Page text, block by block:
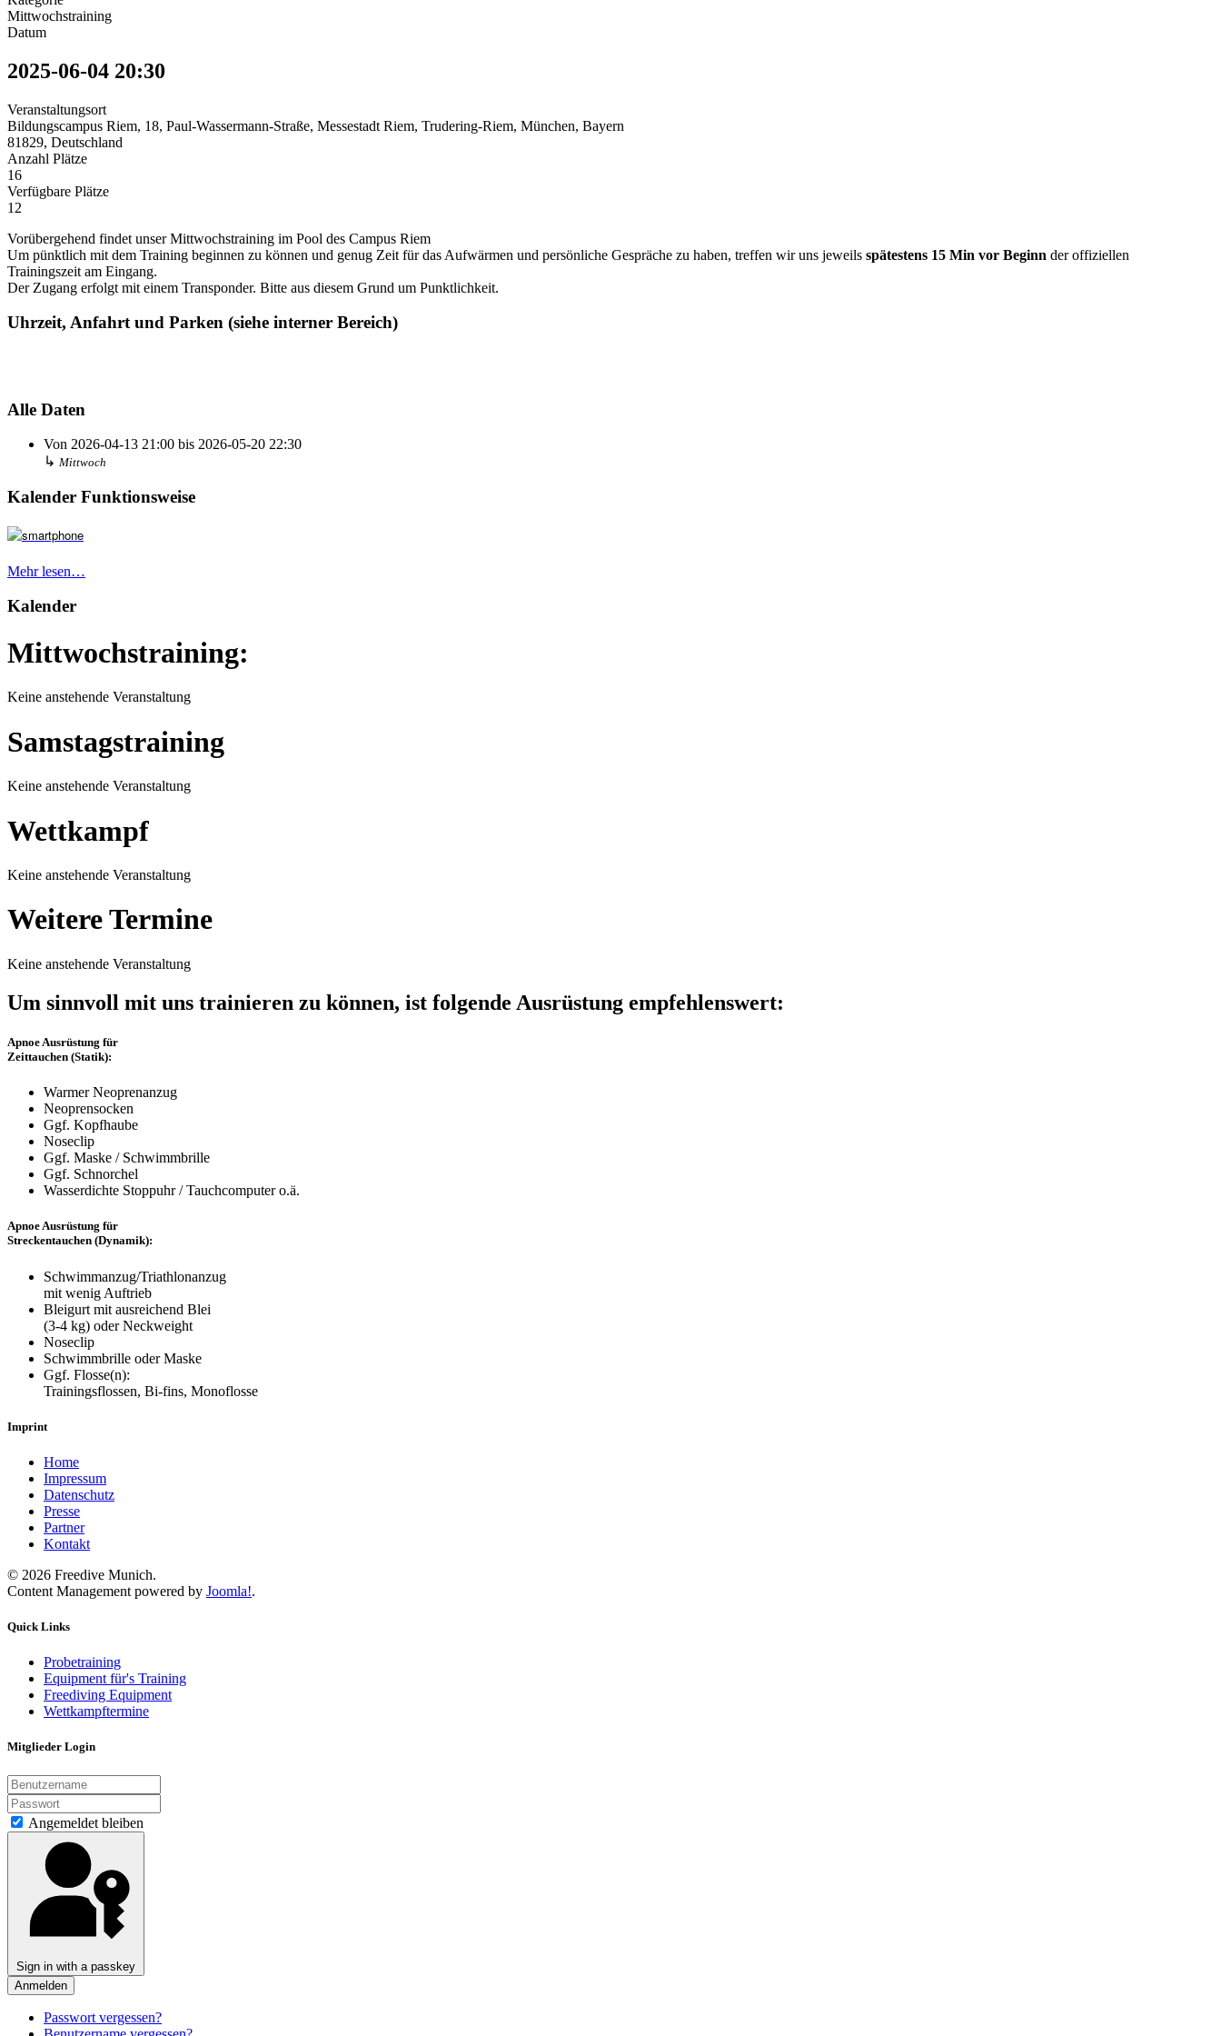
Mittwochstraining
Datum
2025-06-04 20:30
Veranstaltungsort
Bildungscampus Riem, 18, Paul-Wassermann-Straße, Messestadt Riem, Trudering-Riem, München, Bayern
81829, Deutschland
Anzahl Plätze
16
Verfügbare Plätze
12
Vorübergehend findet unser Mittwochstraining im Pool des Campus Riem
Um pünktlich mit dem Training beginnen zu können und genug Zeit für das Aufwärmen und persönliche Gespräche zu haben, treffen wir uns jeweils spätestens 15 Min vor Beginn der offiziellen
Trainingszeit am Eingang.
Der Zugang erfolgt mit einem Transponder. Bitte aus diesem Grund um Punktlichkeit.
Uhrzeit, Anfahrt und Parken (siehe interner Bereich)
Alle Daten
Von 2026-04-13 21:00 bis 2026-05-20 22:30
↳ Mittwoch
Kalender Funktionsweise
Mehr lesen…
Kalender
Mittwochstraining:
Keine anstehende Veranstaltung
Samstagstraining
Keine anstehende Veranstaltung
Wettkampf
Keine anstehende Veranstaltung
Weitere Termine
Keine anstehende Veranstaltung
Um sinnvoll mit uns trainieren zu können, ist folgende Ausrüstung empfehlenswert:
Apnoe Ausrüstung für
Zeittauchen (Statik):
Warmer Neoprenanzug
Neoprensocken
Ggf. Kopfhaube
Noseclip
Ggf. Maske / Schwimmbrille
Ggf. Schnorchel
Wasserdichte Stoppuhr / Tauchcomputer o.ä.
Apnoe Ausrüstung für
Streckentauchen (Dynamik):
Schwimmanzug/Triathlonanzug
mit wenig Auftrieb
Bleigurt mit ausreichend Blei
(3-4 kg) oder Neckweight
Noseclip
Schwimmbrille oder Maske
Ggf. Flosse(n):
Trainingsflossen, Bi-fins, Monoflosse
Imprint
Home
Impressum
Datenschutz
Presse
Partner
Kontakt
© 2026 Freedive Munich.
Content Management powered by Joomla!.
Quick Links
Probetraining
Equipment für's Training
Freediving Equipment
Wettkampftermine
Mitglieder Login
Angemeldet bleiben
Sign in with a passkey
Anmelden
Passwort vergessen?